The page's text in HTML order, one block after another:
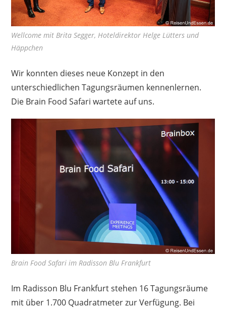
Wellcome mit Brita Segger, Hoteldirektor Helge Lütters und
Häppchen
Wir konnten dieses neue Konzept in den
unterschiedlichen Tagungsräumen kennenlernen.
Die Brain Food Safari wartete auf uns.
Brain Food Safari im Radisson Blu Frankfurt
Im Radisson Blu Frankfurt stehen 16 Tagungsräume
mit über 1.700 Quadratmeter zur Verfügung. Bei